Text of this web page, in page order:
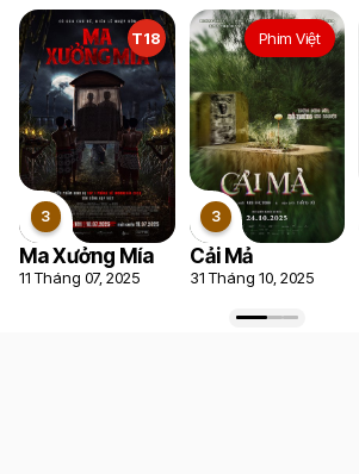
T18
Ma Xưởng Mía
11 Tháng 07, 2025
Phim Việt
Cải Mả
31 Tháng 10, 2025